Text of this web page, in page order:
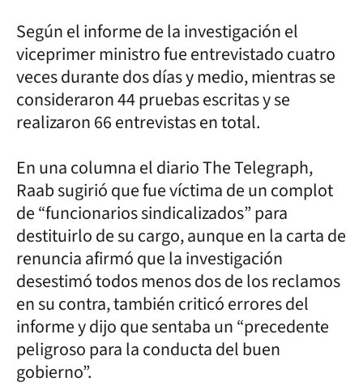
Según el informe de la investigación el
viceprimer ministro fue entrevistado cuatro
veces durante dos días y medio, mientras se
consideraron 44 pruebas escritas y se
realizaron 66 entrevistas en total.
En una columna el diario The Telegraph,
Raab sugirió que fue víctima de un complot
de “funcionarios sindicalizados” para
destituirlo de su cargo, aunque en la carta de
renuncia afirmó que la investigación
desestimó todos menos dos de los reclamos
en su contra, también criticó errores del
informe y dijo que sentaba un “precedente
peligroso para la conducta del buen
gobierno”.